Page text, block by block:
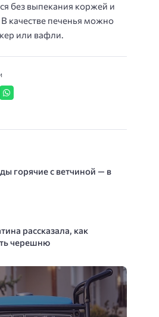
без выпекания коржей и
качестве печенья можно
или вафли.
горячие с ветчиной — в
рассказала, как
черешню